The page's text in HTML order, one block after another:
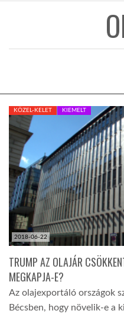
HÍR3D
TROPICALMAGAZIN
GLOBOTV
AFRIKA TUDÁSTÁR
A NAP SZÉPE
LINKTR.EE
2018-06-22
KÖZEL-KELET KIEMELT
TRUMP AZ OLAJÁR
MEGKAPJA-E?
Az olajexportáló országok
Bécsben, hogy növelik-e a